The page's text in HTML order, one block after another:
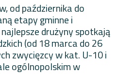
od października do
etapy gminne i
drużyny spotkają
(od 18 marca do 26
zwycięzcy w kat. U-10 i
ogólnopolskim w